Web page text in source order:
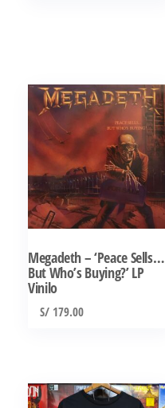
Megadeth – ‘Peace Sells…
But Who’s Buying?’ LP
Vinilo
S/ 179.00